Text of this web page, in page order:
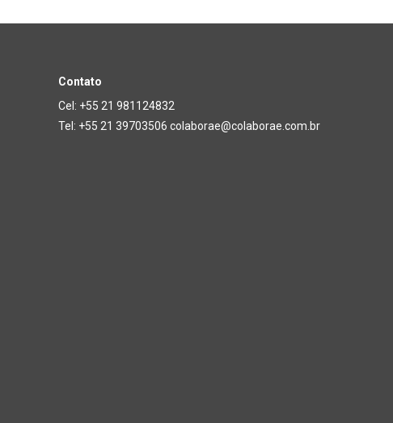
Contato
Cel: +55 21 981124832
Tel: +55 21 39703506 colaborae@colaborae.com.br